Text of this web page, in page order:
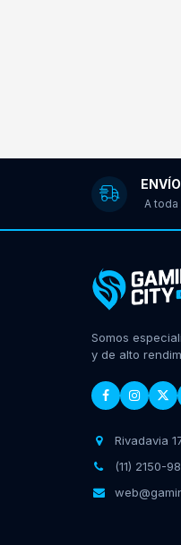
A toda
Somos
y de alto
Rivadavia
(11) 2150-